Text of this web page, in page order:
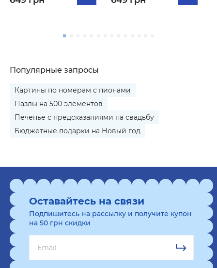
Популярные запросы
Картины по номерам с пионами
Пазлы на 500 элементов
Печенье с предсказаниями на свадьбу
Бюджетные подарки на Новый год
Оставайтесь на связи
Подпишитесь на рассылку и получите купон
на 50 грн скидки